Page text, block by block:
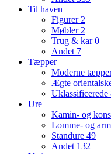
Til haven
Figurer2
Møbler2
Trug & kar0
Andet 7
Tæpper
Moderne
Ægte
Uklassificerede
Ure
Kamin- og
Lomme- og
Standure 49
Andet 132